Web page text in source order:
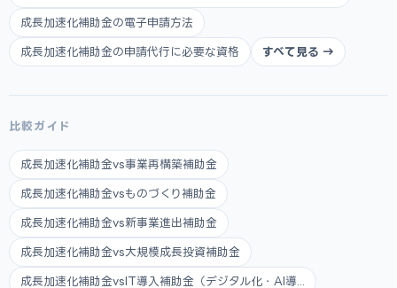
成長加速化補助金の電子申請方法
成長加速化補助金の申請代行に必要な資格 すべて見る →
比較ガイド
成長加速化補助金vs事業再構築補助金
成長加速化補助金vsものづくり補助金
成長加速化補助金vs新事業進出補助金
成長加速化補助金vs大規模成長投資補助金
成長加速化補助金vsIT導入補助金（デジタル化・AI導...